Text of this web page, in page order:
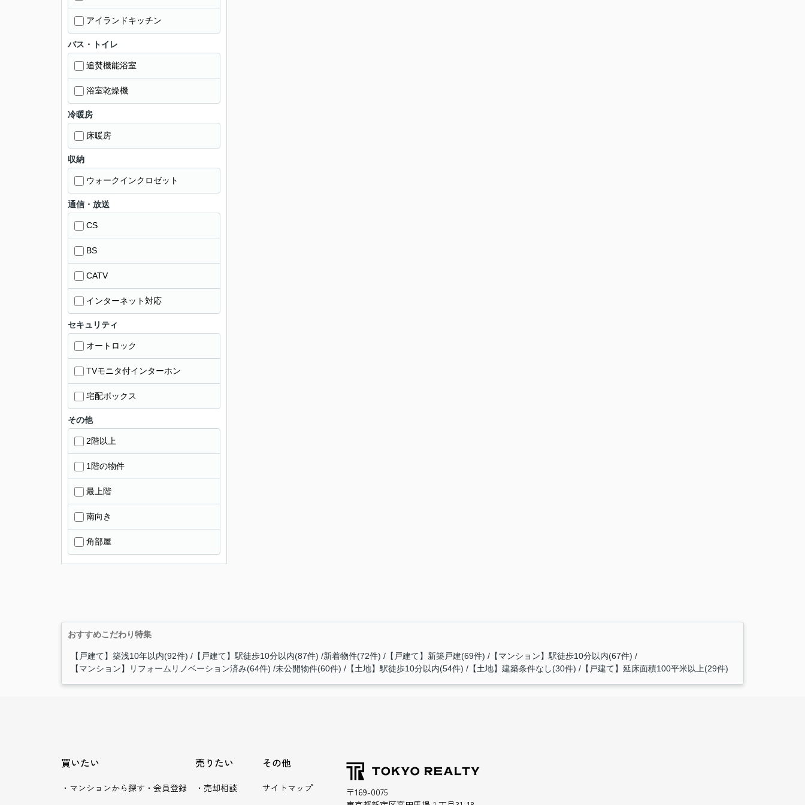
アイランドキッチン
バス・トイレ
追焚機能浴室
浴室乾燥機
冷暖房
床暖房
収納
ウォークインクロゼット
通信・放送
CS
BS
CATV
インターネット対応
セキュリティ
オートロック
TVモニタ付インターホン
宅配ボックス
その他
2階以上
1階の物件
最上階
南向き
角部屋
おすすめこだわり特集
【戸建て】築浅10年以内(92件) 【戸建て】駅徒歩10分以内(87件) 新着物件(72件) 【戸建て】新築戸建(69件)
【マンション】駅徒歩10分以内(67件)
【マンション】リフォームリノベーション済み(64件) 未公開物件(60件) 【土地】駅徒歩10分以内(54件) 【土地】建築条件なし(30件) 【戸建て】延床面積100平米以上(29件)
買いたい
・マンションから探す ・会員登録
売りたい
・売却相談
その他
サイトマップ
〒169-0075